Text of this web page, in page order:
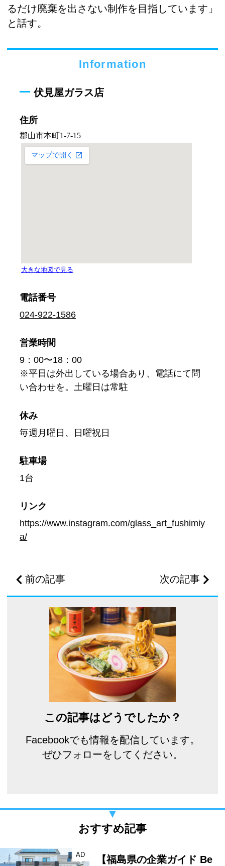
るだけ廃棄を出さない制作を目指しています」
と話す。
Information
伏見屋ガラス店
住所
電話番号
024-922-1586
営業時間
9：00〜18：00
※平日は外出している場合あり、電話にて問
い合わせを。土曜日は常駐
休み
毎週月曜日、日曜祝日
駐車場
1台
リンク
https://www.instagram.com/glass_art_fushimiy
a/
前の記事 次の記事
この記事はどうでしたか？
Facebookでも情報を配信しています。
ぜひフォローをしてください。
おすすめ記事
AD 【福島県の企業ガイド Be